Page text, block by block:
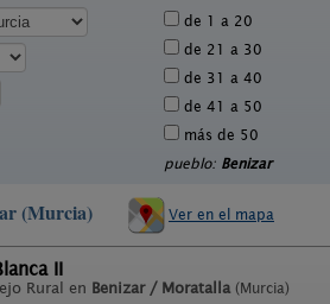
de 1 a 20
de 21 a 30
de 31 a 40
de 41 a 50
más de 50
pueblo: Benizar
(Murcia) Ver en el mapa
II
Rural en Benizar / Moratalla (Murcia)